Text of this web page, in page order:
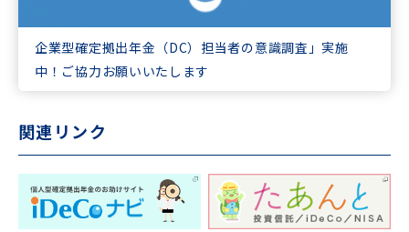
企業型確定拠出年金（DC）担当者の意識調査」実施
中！ご協力お願いいたします
関連リンク